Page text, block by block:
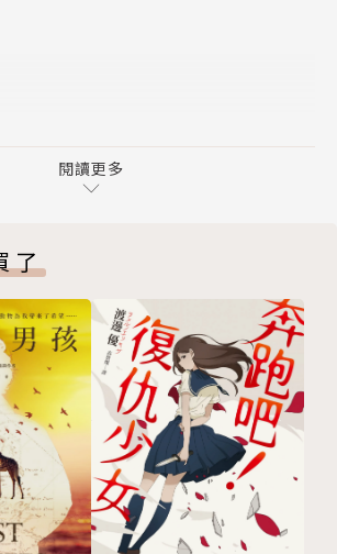
》，在閱讀跟書寫中，重新跟自我
你的關鍵詞。
＃儀式感 ＃愛的能力
無二的我。」---這是地球上的狐狸
愛上了一朵長在星星上的花，到晚上
會覺得甜蜜。好像每顆星星上都開著
離開的小王子對飛行員說的話。
最感動的部分，寫一本你為自己寫的
閱讀更多
了